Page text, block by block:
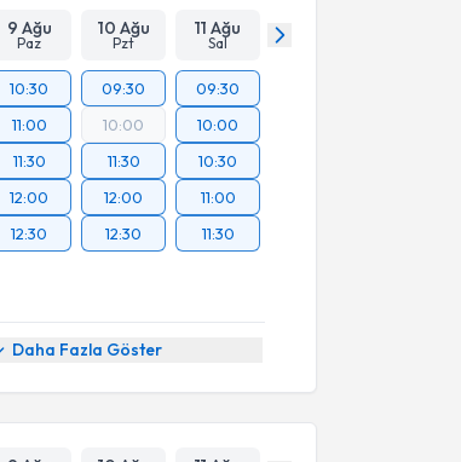
9 Ağu
Paz
10 Ağu
Pzt
11 Ağu
Sal
10:30
11:00
11:30
12:00
12:30
09:30
10:00
11:30
12:00
12:30
09:30
10:00
10:30
11:00
11:30
Daha Fazla Göster